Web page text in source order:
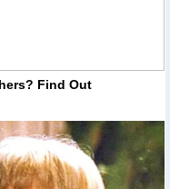
Find Out